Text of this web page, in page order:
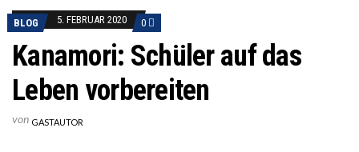
BLOG 5. FEBRUAR 2020 0
Kanamori: Schüler auf das
Leben vorbereiten
von GASTAUTOR